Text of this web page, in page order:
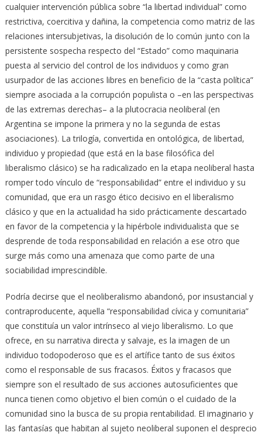
cualquier intervención pública sobre “la libertad individual” como
restrictiva, coercitiva y dañina, la competencia como matriz de las
relaciones intersubjetivas, la disolución de lo común junto con la
persistente sospecha respecto del “Estado” como maquinaria
puesta al servicio del control de los individuos y como gran
usurpador de las acciones libres en beneficio de la “casta política”
siempre asociada a la corrupción populista o –en las perspectivas
de las extremas derechas– a la plutocracia neoliberal (en
Argentina se impone la primera y no la segunda de estas
asociaciones). La trilogía, convertida en ontológica, de libertad,
individuo y propiedad (que está en la base filosófica del
liberalismo clásico) se ha radicalizado en la etapa neoliberal hasta
romper todo vínculo de “responsabilidad” entre el individuo y su
comunidad, que era un rasgo ético decisivo en el liberalismo
clásico y que en la actualidad ha sido prácticamente descartado
en favor de la competencia y la hipérbole individualista que se
desprende de toda responsabilidad en relación a ese otro que
surge más como una amenaza que como parte de una
sociabilidad imprescindible.
Podría decirse que el neoliberalismo abandonó, por insustancial y
contraproducente, aquella “responsabilidad cívica y comunitaria”
que constituía un valor intrínseco al viejo liberalismo. Lo que
ofrece, en su narrativa directa y salvaje, es la imagen de un
individuo todopoderoso que es el artífice tanto de sus éxitos
como el responsable de sus fracasos. Éxitos y fracasos que
siempre son el resultado de sus acciones autosuficientes que
nunca tienen como objetivo el bien común o el cuidado de la
comunidad sino la busca de su propia rentabilidad. El imaginario y
las fantasías que habitan al sujeto neoliberal suponen el desprecio